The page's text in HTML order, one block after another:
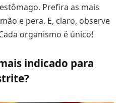
Prefira as mais
e pera. E, claro, observe
organismo é único!
indicado para